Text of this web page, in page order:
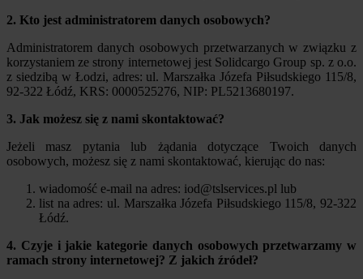
2. Kto jest administratorem danych osobowych?
Administratorem danych osobowych przetwarzanych w związku z
korzystaniem ze strony internetowej jest Solidcargo Group sp. z o.o.
z siedzibą w Łodzi, adres: ul. Marszałka Józefa Piłsudskiego 115/8,
92-322 Łódź, KRS: 0000525276, NIP: PL5213680197.
3. Jak możesz się z nami skontaktować?
Jeżeli masz pytania lub żądania dotyczące Twoich danych
osobowych, możesz się z nami skontaktować, kierując do nas:
wiadomość e-mail na adres: iod@tslservices.pl lub
list na adres: ul. Marszałka Józefa Piłsudskiego 115/8, 92-322
Łódź.
4. Czyje i jakie kategorie danych osobowych przetwarzamy w
ramach strony internetowej? Z jakich źródeł?